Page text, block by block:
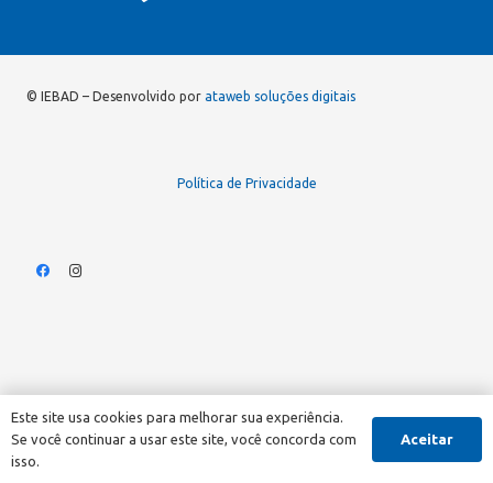
© IEBAD – Desenvolvido por ataweb soluções digitais
Política de Privacidade
Este site usa cookies para melhorar sua experiência.
Se você continuar a usar este site, você concorda com
isso.
Aceitar